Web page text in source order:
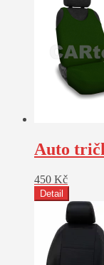
Auto
450 Kč
Detail